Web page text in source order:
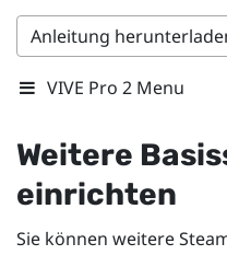
Anleitung
VIVE Pro 2 Menu
Weitere
einrichten
Sie können weitere